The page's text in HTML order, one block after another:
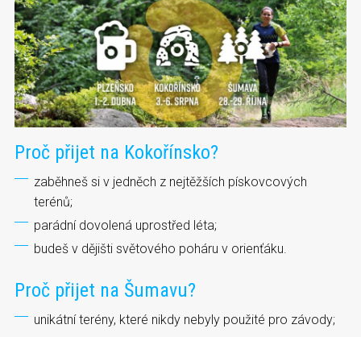
Proč přijet na Kokořínsko?
zaběhneš si v jedněch z nejtěžších pískovcových
terénů;
parádní dovolená uprostřed léta;
budeš v dějišti světového poháru v orienťáku.
Proč přijet na Šumavu?
unikátní terény, které nikdy nebyly použité pro závody;